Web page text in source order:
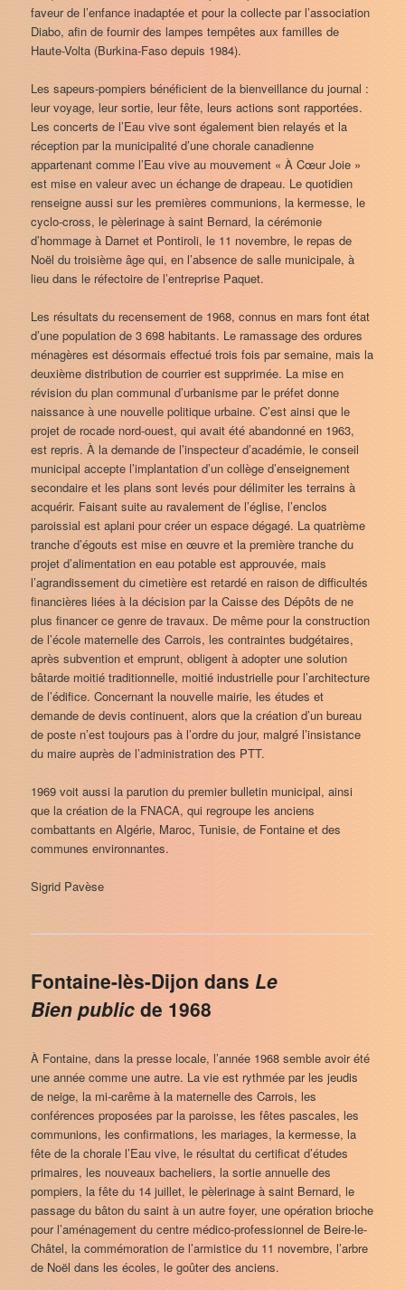
faveur de l’enfance inadaptée et pour la collecte par l’association
Diabo, afin de fournir des lampes tempêtes aux familles de
Haute-Volta (Burkina-Faso depuis 1984).
Les sapeurs-pompiers bénéficient de la bienveillance du journal :
leur voyage, leur sortie, leur fête, leurs actions sont rapportées.
Les concerts de l’Eau vive sont également bien relayés et la
réception par la municipalité d’une chorale canadienne
appartenant comme l’Eau vive au mouvement « À Cœur Joie »
est mise en valeur avec un échange de drapeau. Le quotidien
renseigne aussi sur les premières communions, la kermesse, le
cyclo-cross, le pèlerinage à saint Bernard, la cérémonie
d’hommage à Darnet et Pontiroli, le 11 novembre, le repas de
Noël du troisième âge qui, en l’absence de salle municipale, à
lieu dans le réfectoire de l’entreprise Paquet.
Les résultats du recensement de 1968, connus en mars font état
d’une population de 3 698 habitants. Le ramassage des ordures
ménagères est désormais effectué trois fois par semaine, mais la
deuxième distribution de courrier est supprimée. La mise en
révision du plan communal d’urbanisme par le préfet donne
naissance à une nouvelle politique urbaine. C’est ainsi que le
projet de rocade nord-ouest, qui avait été abandonné en 1963,
est repris. À la demande de l’inspecteur d’académie, le conseil
municipal accepte l’implantation d’un collège d’enseignement
secondaire et les plans sont levés pour délimiter les terrains à
acquérir. Faisant suite au ravalement de l’église, l’enclos
paroissial est aplani pour créer un espace dégagé. La quatrième
tranche d’égouts est mise en œuvre et la première tranche du
projet d’alimentation en eau potable est approuvée, mais
l’agrandissement du cimetière est retardé en raison de difficultés
financières liées à la décision par la Caisse des Dépôts de ne
plus financer ce genre de travaux. De même pour la construction
de l’école maternelle des Carrois, les contraintes budgétaires,
après subvention et emprunt, obligent à adopter une solution
bâtarde moitié traditionnelle, moitié industrielle pour l’architecture
de l’édifice. Concernant la nouvelle mairie, les études et
demande de devis continuent, alors que la création d’un bureau
de poste n’est toujours pas à l’ordre du jour, malgré l’insistance
du maire auprès de l’administration des PTT.
1969 voit aussi la parution du premier bulletin municipal, ainsi
que la création de la FNACA, qui regroupe les anciens
combattants en Algérie, Maroc, Tunisie, de Fontaine et des
communes environnantes.
Sigrid Pavèse
Fontaine-lès-Dijon dans Le
Bien public de 1968
À Fontaine, dans la presse locale, l’année 1968 semble avoir été
une année comme une autre. La vie est rythmée par les jeudis
de neige, la mi-carême à la maternelle des Carrois, les
conférences proposées par la paroisse, les fêtes pascales, les
communions, les confirmations, les mariages, la kermesse, la
fête de la chorale l’Eau vive, le résultat du certificat d’études
primaires, les nouveaux bacheliers, la sortie annuelle des
pompiers, la fête du 14 juillet, le pèlerinage à saint Bernard, le
passage du bâton du saint à un autre foyer, une opération brioche
pour l’aménagement du centre médico-professionnel de Beire-le-
Châtel, la commémoration de l’armistice du 11 novembre, l’arbre
de Noël dans les écoles, le goûter des anciens.